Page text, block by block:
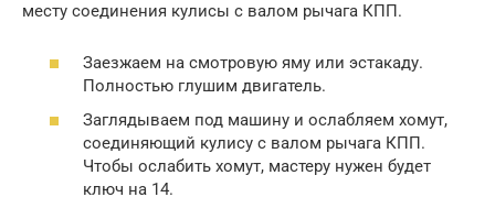
месту соединения кулисы с валом рычага КПП.
Заезжаем на смотровую яму или эстакаду.
Полностью глушим двигатель.
Заглядываем под машину и ослабляем хомут,
соединяющий кулису с валом рычага КПП.
Чтобы ослабить хомут, мастеру нужен будет
ключ на 14.